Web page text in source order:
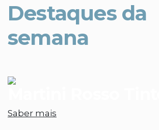
Destaques da
semana
Saber mais